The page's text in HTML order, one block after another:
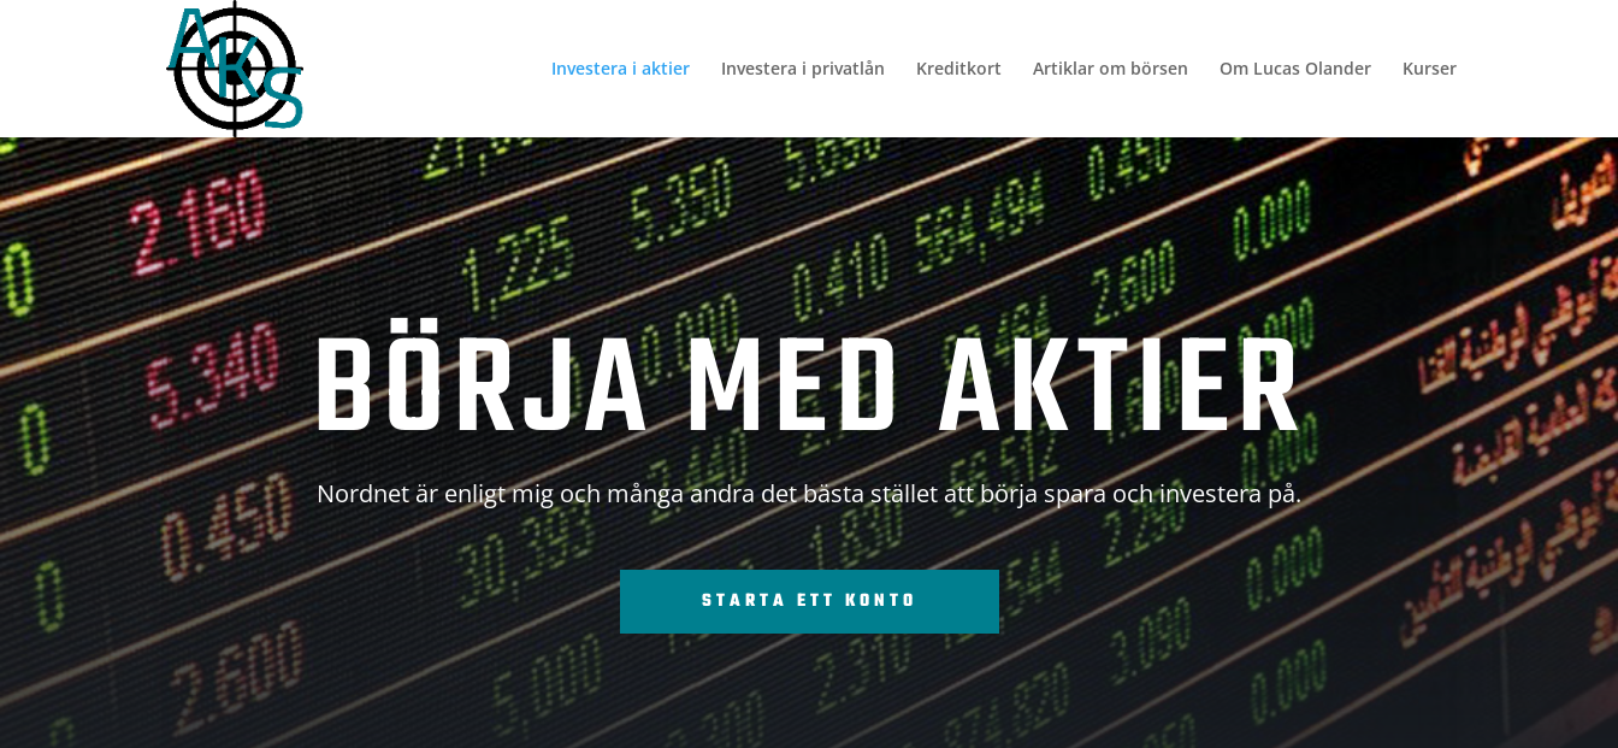
Investera i aktier Investera i privatlån Kreditkort Artiklar om börsen Om Lucas Olander Kurser
BÖRJA MED AKTIER
Nordnet är enligt mig och många andra det bästa stället att börja spara och investera på.
STARTA ETT KONTO